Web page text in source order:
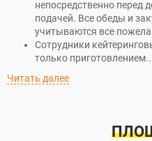
непосредственно перед
подачей. Все обеды и
учитываются все
Сотрудники
только приготовлением...
Читать далее